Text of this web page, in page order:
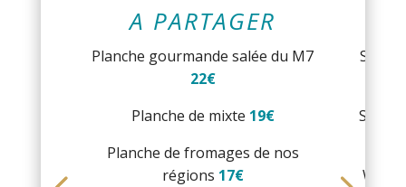
A PARTAGER
Planche gourmande salée du M7
22€
Planche de mixte 19€
Planche de fromages de nos
régions 17€
Wrap